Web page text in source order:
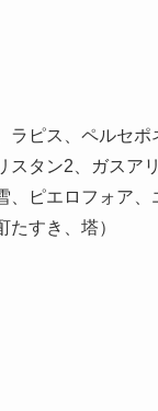
ラピス、ペルセポ
スタン2、ガスアリ
、ピエロフォア、
たすき、塔）